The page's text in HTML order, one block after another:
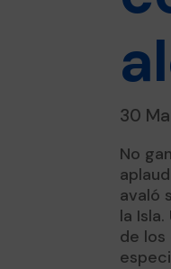
30
No
avaló
la
de los